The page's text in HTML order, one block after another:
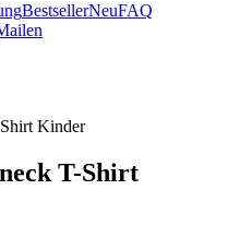
BestsellerNeuFAQ
Kinder
T-Shirt